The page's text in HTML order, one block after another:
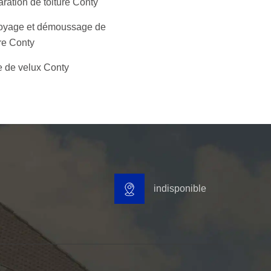
de toiture Conty
et démoussage de
Conty
de velux Conty
indisponible